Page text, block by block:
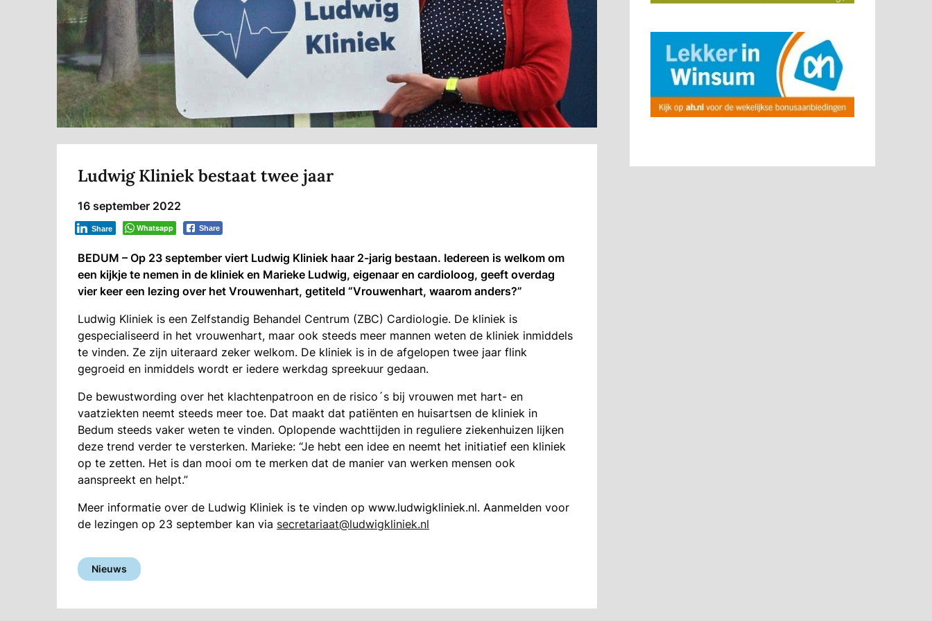
Ludwig Kliniek bestaat twee jaar
16 september 2022
Whatsapp Share
Share
BEDUM – Op 23 september viert Ludwig Kliniek haar 2-jarig bestaan. Iedereen is welkom om
een kijkje te nemen in de kliniek en Marieke Ludwig, eigenaar en cardioloog, geeft overdag
vier keer een lezing over het Vrouwenhart, getiteld “Vrouwenhart, waarom anders?”
Ludwig Kliniek is een Zelfstandig Behandel Centrum (ZBC) Cardiologie. De kliniek is
gespecialiseerd in het vrouwenhart, maar ook steeds meer mannen weten de kliniek inmiddels
te vinden. Ze zijn uiteraard zeker welkom. De kliniek is in de afgelopen twee jaar flink
gegroeid en inmiddels wordt er iedere werkdag spreekuur gedaan.
De bewustwording over het klachtenpatroon en de risico´s bij vrouwen met hart- en
vaatziekten neemt steeds meer toe. Dat maakt dat patiënten en huisartsen de kliniek in
Bedum steeds vaker weten te vinden. Oplopende wachttijden in reguliere ziekenhuizen lijken
deze trend verder te versterken. Marieke: “Je hebt een idee en neemt het initiatief een kliniek
op te zetten. Het is dan mooi om te merken dat de manier van werken mensen ook
aanspreekt en helpt.”
Meer informatie over de Ludwig Kliniek is te vinden op www.ludwigkliniek.nl. Aanmelden voor
de lezingen op 23 september kan via secretariaat@ludwigkliniek.nl
Nieuws